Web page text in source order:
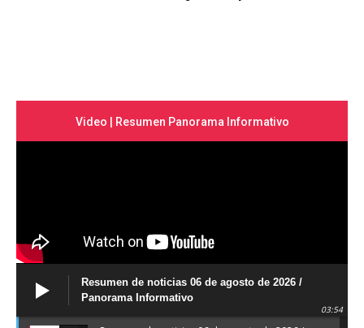
Video | Resumen Panorama Informativo
Resumen de noticias 06 de agosto de 2026 /
Panorama Informativo
03:54